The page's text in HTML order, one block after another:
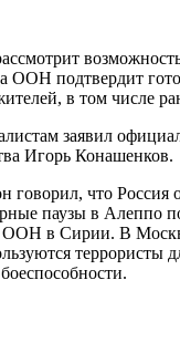
ООН подтвердит
в том числе
заявил
Игорь Конашенков.
что Россия
паузы в Алеппо
ООН в Сирии. В
террористы